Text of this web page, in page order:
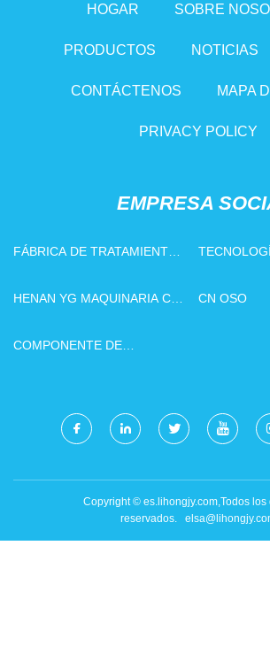
HOGAR SOBRE
PRODUCTOS NOTICIAS
CONTÁCTENOS MAPA
PRIVACY POLICY
EMPRESA
FÁBRICA DE TRATAMIENTOS
WAGNA
HENAN YG MAQUINARIA CO.,
CN OSO
COMPONENTE DE
Copyright © es.lihongjy.com,Todos los
reservados.